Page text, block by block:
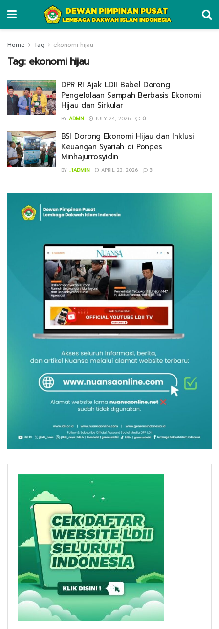
Home Tag ekonomi hijau
Tag: ekonomi hijau
DPR RI Ajak LDII Babel Dorong
Pengelolaan Sampah Berbasis Ekonomi
Hijau dan Sirkular
BY ADMN JULY 24, 2026 0
BSI Dorong Ekonomi Hijau dan Inklusi
Keuangan Syariah di Ponpes
Minhajurrosyidin
BY _1ADMIN APRIL 23, 2026 3